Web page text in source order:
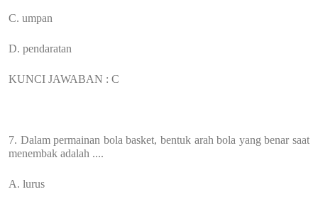
C. umpan
D. pendaratan
KUNCI JAWABAN : C
7. Dalam permainan bola basket, bentuk arah bola yang benar saat
menembak adalah ....
A. lurus